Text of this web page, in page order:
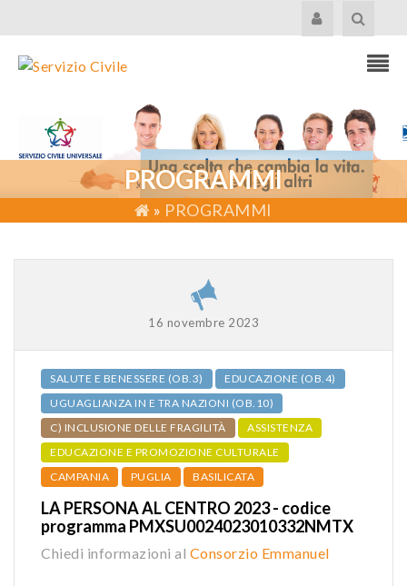
PROGRAMMI
» PROGRAMMI
16 novembre 2023
SALUTE E BENESSERE (OB.3)
EDUCAZIONE (OB.4)
UGUAGLIANZA IN E TRA NAZIONI (OB.10)
C) INCLUSIONE DELLE FRAGILITÀ
ASSISTENZA
EDUCAZIONE E PROMOZIONE CULTURALE
CAMPANIA
PUGLIA BASILICATA
LA PERSONA AL CENTRO 2023 - codice
programma PMXSU0024023010332NMTX
Chiedi informazioni al Consorzio Emmanuel